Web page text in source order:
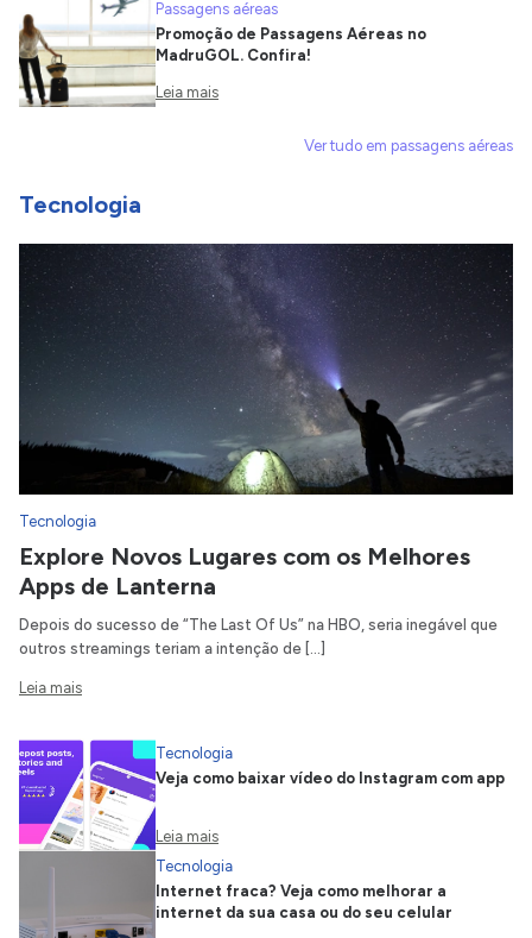
Passagens aéreas
Promoção de Passagens Aéreas no
MadruGOL. Confira!
Leia mais
Ver tudo em passagens aéreas
Tecnologia
Tecnologia
Explore Novos Lugares com os Melhores
Apps de Lanterna
Depois do sucesso de “The Last Of Us” na HBO, seria inegável que
outros streamings teriam a intenção de […]
Leia mais
Tecnologia
Veja como baixar vídeo do Instagram com app
Leia mais
Tecnologia
Internet fraca? Veja como melhorar a
internet da sua casa ou do seu celular